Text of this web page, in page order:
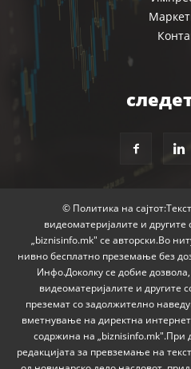
© Политика на
видеоматеријалите и
„biznisinfo.mk" се авторски.Во
нивно бесплатно преземање без
Инфо.Доколку се добие
видеоматеријалите и другите
преземат со задолжително
вметнување на директна
содржина на
редакцијата за превземање на